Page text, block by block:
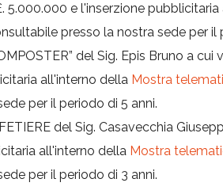
5.000.000 e l'inserzione
presso la nostra sede per il
del Sig. Epis Bruno a cui
all'interno della Mostra
per il periodo di 5 anni.
del Sig. Casavecchia
all'interno della Mostra
per il periodo di 3 anni.